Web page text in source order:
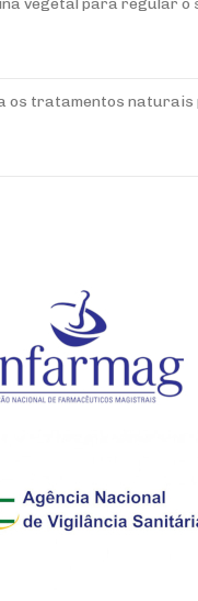
vegetal para regular o
os tratamentos naturais